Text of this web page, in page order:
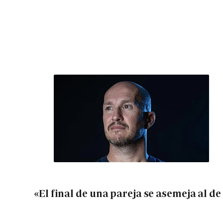
«El final de una pareja se asemeja al de